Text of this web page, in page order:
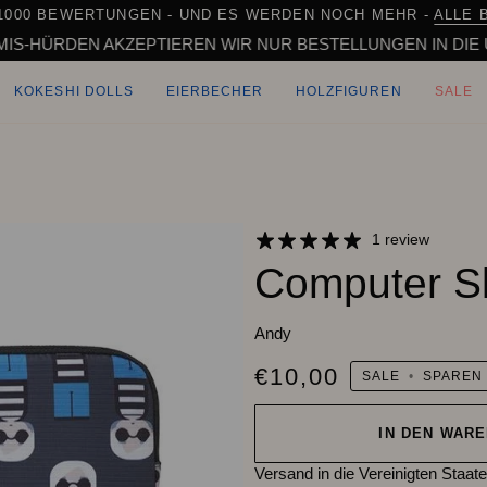
BEWERTUNGEN - UND ES WERDEN NOCH MEHR - ALLE
AKZEPTIEREN WIR NUR BESTELLUNGEN IN DIE USA
KOKESHI DOLLS EIERBECHER HOLZFIGUREN SALE
1 review
Computer
Andy
€10,00 SALE • SPAREN
IN DEN
Versand in die Vereinigten